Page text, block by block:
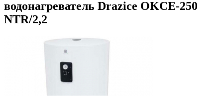
водонагреватель Drazice OKCE-250
NTR/2,2